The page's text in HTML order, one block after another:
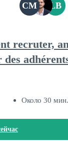
CM LB
recruter,
Около 30 мин.